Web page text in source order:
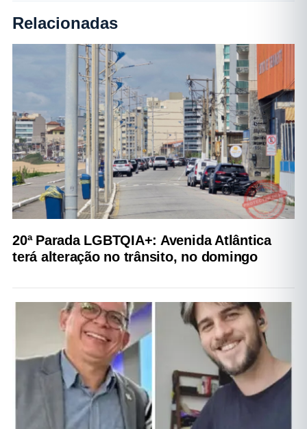
Relacionadas
20ª Parada LGBTQIA+: Avenida Atlântica
terá alteração no trânsito, no domingo